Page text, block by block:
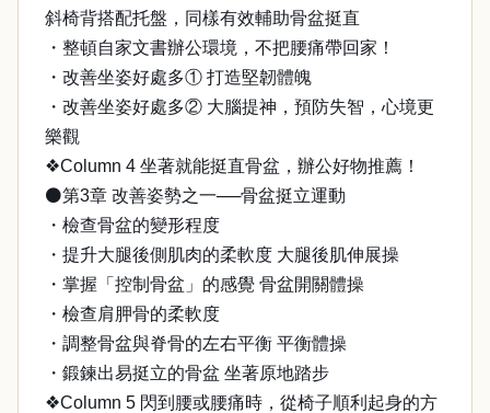
斜椅背搭配托盤，同樣有效輔助骨盆挺直
・整頓自家文書辦公環境，不把腰痛帶回家！
・改善坐姿好處多① 打造堅韌體魄
・改善坐姿好處多② 大腦提神，預防失智，心境更
樂觀
❖Column 4 坐著就能挺直骨盆，辦公好物推薦！
⚫第3章 改善姿勢之一──骨盆挺立運動
・檢查骨盆的變形程度
・提升大腿後側肌肉的柔軟度 大腿後肌伸展操
・掌握「控制骨盆」的感覺 骨盆開關體操
・檢查肩胛骨的柔軟度
・調整骨盆與脊骨的左右平衡 平衡體操
・鍛鍊出易挺立的骨盆 坐著原地踏步
❖Column 5 閃到腰或腰痛時，從椅子順利起身的方